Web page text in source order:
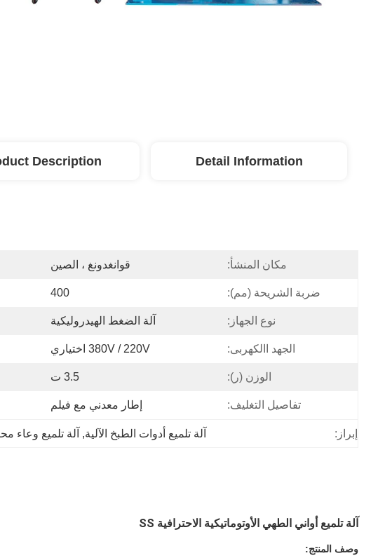
Detail Information
Description
مكان المنشأ: قوانغدونغ ، الصين
ضربة الشريحة (مم): 400
نوع الجهاز: آلة الضغط الهيدروليكية
الجهد االكهربى: 380V / 220V اختياري
الوزن (ر): 3.5 ت
تفاصيل التغليف: إطار معدني مع فيلم
إبراز: آلة تلميع أدوات الطبخ الآلية, آلة تلميع وعاء
آلة تلميع أواني الطهي الأوتوماتيكية الاحترافية SS
وصف المنتج: